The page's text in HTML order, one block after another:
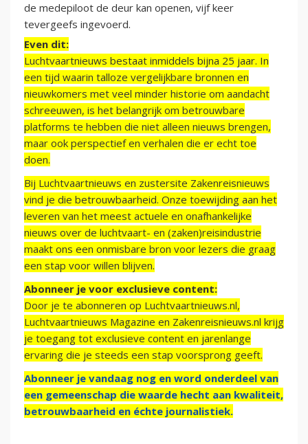
de medepiloot de deur kan openen, vijf keer
tevergeefs ingevoerd.
Even dit:
Luchtvaartnieuws bestaat inmiddels bijna 25 jaar. In
een tijd waarin talloze vergelijkbare bronnen en
nieuwkomers met veel minder historie om aandacht
schreeuwen, is het belangrijk om betrouwbare
platforms te hebben die niet alleen nieuws brengen,
maar ook perspectief en verhalen die er echt toe
doen.
Bij Luchtvaartnieuws en zustersite Zakenreisnieuws
vind je die betrouwbaarheid. Onze toewijding aan het
leveren van het meest actuele en onafhankelijke
nieuws over de luchtvaart- en (zaken)reisindustrie
maakt ons een onmisbare bron voor lezers die graag
een stap voor willen blijven.
Abonneer je voor exclusieve content:
Door je te abonneren op Luchtvaartnieuws.nl,
Luchtvaartnieuws Magazine en Zakenreisnieuws.nl krijg
je toegang tot exclusieve content en jarenlange
ervaring die je steeds een stap voorsprong geeft.
Abonneer je vandaag nog en word onderdeel van
een gemeenschap die waarde hecht aan kwaliteit,
betrouwbaarheid en échte journalistiek.